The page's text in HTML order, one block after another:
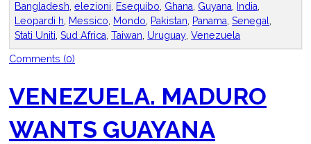
Bangladesh,elezioni, Esequibo, Ghana, Guyana, India,
Leopardi h, Messico, Mondo, Pakistan, Panama,Senegal,
Stati Uniti,Sud Africa,Taiwan, Uruguay,Venezuela
Comments (0)
VENEZUELA. MADURO
WANTS GUAYANA